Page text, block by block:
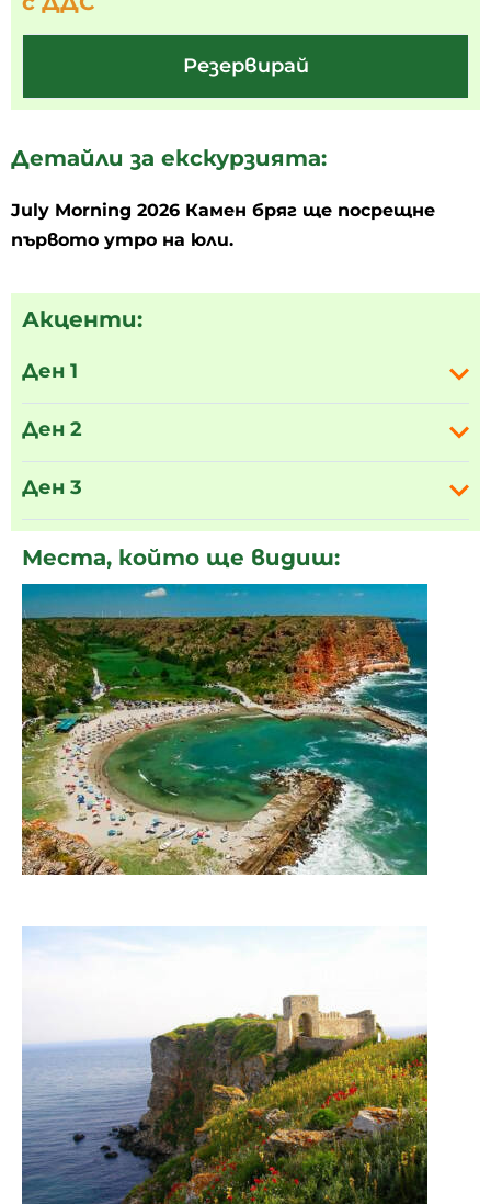
Резервирай
Детайли за екскурзията:
July Morning 2026 Камен бряг ще посрещне
първото утро на юли.
Акценти:
Ден 1
Ден 2
Ден 3
Места, който ще видиш: